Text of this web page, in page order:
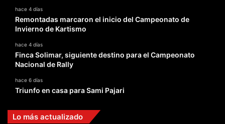
hace 4 días
Remontadas marcaron el inicio del Campeonato de
Invierno de Kartismo
hace 4 días
Finca Solimar, siguiente destino para el Campeonato
Nacional de Rally
hace 6 días
Triunfo en casa para Sami Pajari
Lo más actualizado